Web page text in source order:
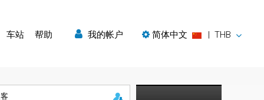
车站 帮助 我的帐户 简体中文 | THB